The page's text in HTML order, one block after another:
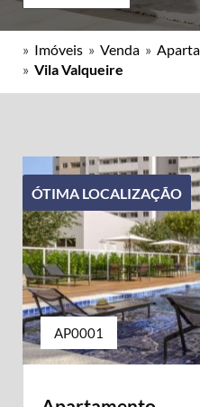
» Imóveis » Venda »
» Vila Valqueire
ÓTIMA LOCALIZAÇÃO
AP0001